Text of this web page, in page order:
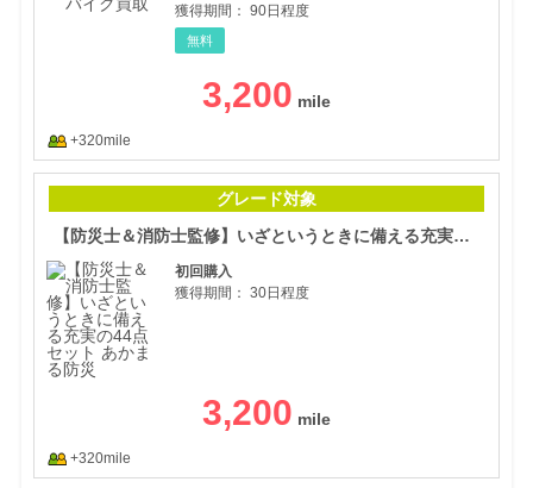
獲得期間： 90日程度
無料
3,200
+320mile
グレード対象
【防災士＆消防士監修】いざというときに備える充実の44点セット あかまる防災
初回購入
獲得期間： 30日程度
3,200
+320mile